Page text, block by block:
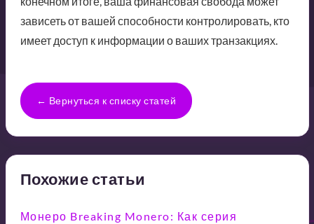
зависеть от вашей способности контролировать, кто
имеет доступ к информации о ваших транзакциях.
← Вернуться к списку статей
Похожие статьи
Монеро Breaking Monero: Как серия